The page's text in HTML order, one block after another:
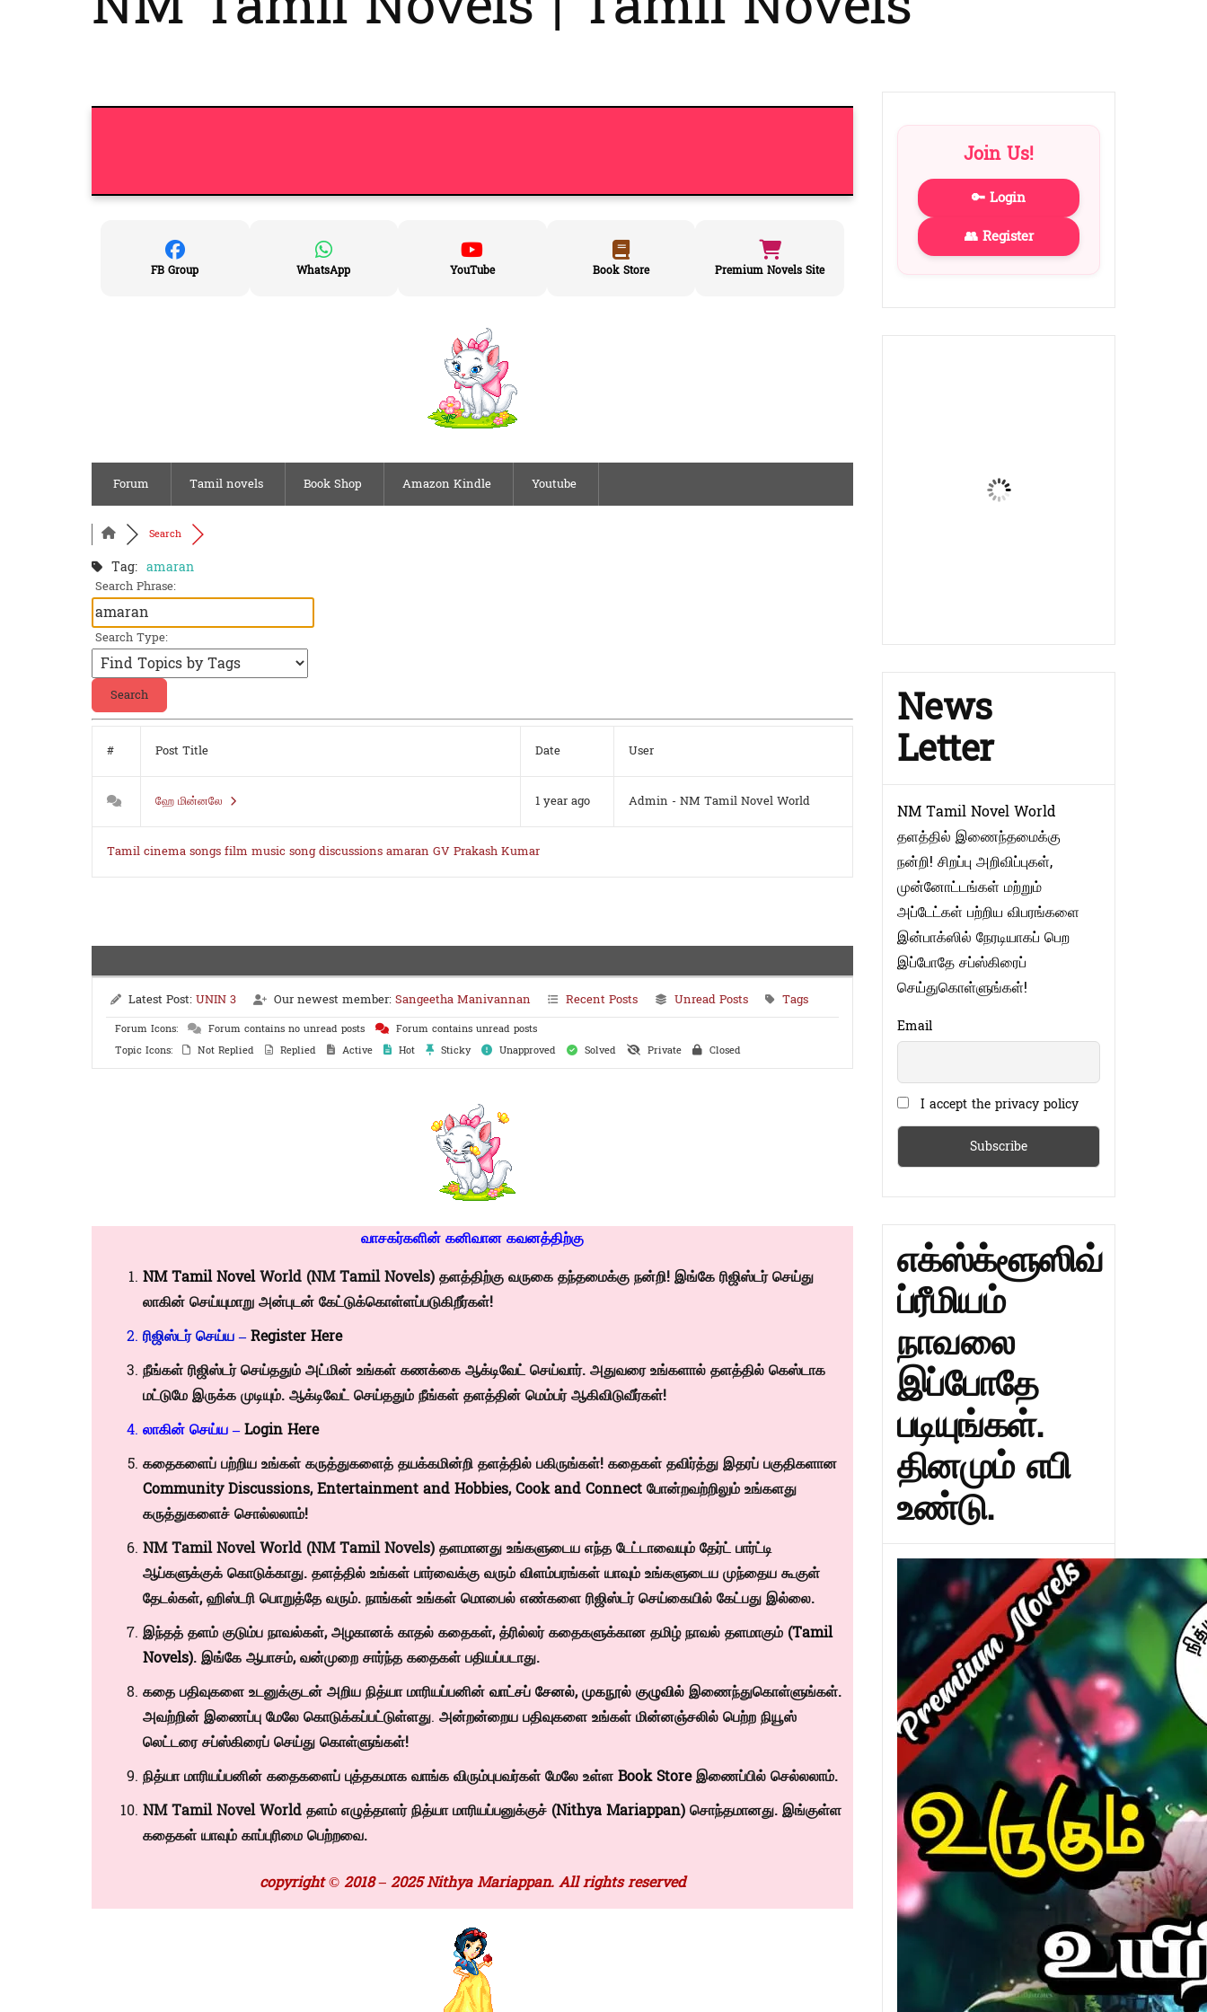
FB Group WhatsApp YouTube Book Store Premium Novels Site
Forum Tamil novels Book Shop Amazon Kindle Youtube
Search
Tag: amaran
Search Phrase:
Search Type:
# Post Title Date User
ஹே மின்னலே 1 year ago Admin - NM Tamil Novel World
Tamil cinema songsfilm music song discussionsamaran GV Prakash Kumar
Latest Post:UNIN 3 Our newest member:Sangeetha Manivannan Recent Posts Unread Posts Tags
Forum Icons: Forum contains no unread posts
Forum contains unread posts
Topic Icons:
Not Replied Replied Active Hot Sticky Unapproved Solved Private Closed
வாசகர்களின் கனிவான கவனத்திற்கு
NM Tamil NovelWorld (NM Tamil Novels) தளத்திற்கு வருகை தந்தமைக்கு நன்றி! இங்கே ரிஜிஸ்டர் செய்து
லாகின் செய்யுமாறு அன்புடன் கேட்டுக்கொள்ளப்படுகிறீர்கள்!
ரிஜிஸ்டர் செய்ய –Register Here
நீங்கள் ரிஜிஸ்டர் செய்ததும் அட்மின் உங்கள் கணக்கை ஆக்டிவேட் செய்வார். அதுவரை உங்களால் தளத்தில் கெஸ்டாக
மட்டுமே இருக்க முடியும். ஆக்டிவேட் செய்ததும் நீங்கள் தளத்தின் மெம்பர் ஆகிவிடுவீர்கள்!
லாகின் செய்ய –Login Here
கதைகளைப் பற்றிய உங்கள் கருத்துகளைத் தயக்கமின்றி தளத்தில் பகிருங்கள்! கதைகள் தவிர்த்து இதரப் பகுதிகளான
Community Discussions,Entertainment and Hobbies,Cook and Connectபோன்றவற்றிலும் உங்களது
கருத்துகளைச் சொல்லலாம்!
NM Tamil Novel World (NM Tamil Novels) தளமானது உங்களுடைய எந்த டேட்டாவையும் தேர்ட் பார்ட்டி
ஆப்களுக்குக் கொடுக்காது. தளத்தில் உங்கள் பார்வைக்கு வரும் விளம்பரங்கள் யாவும் உங்களுடைய முந்தைய கூகுள்
தேடல்கள், ஹிஸ்டரி பொறுத்தே வரும். நாங்கள் உங்கள் மொபைல் எண்களை ரிஜிஸ்டர் செய்கையில் கேட்பது இல்லை.
இந்தத் தளம் குடும்ப நாவல்கள், அழகானக் காதல் கதைகள், த்ரில்லர் கதைகளுக்கான தமிழ் நாவல் தளமாகும் (Tamil
Novels). இங்கே ஆபாசம், வன்முறை சார்ந்த கதைகள் பதியப்படாது.
கதை பதிவுகளை உடனுக்குடன் அறிய நித்யா மாரியப்பனின்வாட்சப் சேனல்,முகநூல் குழுவில்இணைந்துகொள்ளுங்கள்.
அவற்றின் இணைப்பு மேலே கொடுக்கப்பட்டுள்ளது. அன்றன்றைய பதிவுகளை உங்கள் மின்னஞ்சலில் பெற்ற நியூஸ்
லெட்டரை சப்ஸ்கிரைப் செய்து கொள்ளுங்கள்!
நித்யா மாரியப்பனின் கதைகளைப் புத்தகமாக வாங்க விரும்புபவர்கள் மேலே உள்ளBook Storeஇணைப்பில் செல்லலாம்.
NM Tamil Novel World தளம் எழுத்தாளர் நித்யா மாரியப்பனுக்குச் (Nithya Mariappan)சொந்தமானது. இங்குள்ள
கதைகள் யாவும் காப்புரிமை பெற்றவை.
copyright © 2018 – 2025 Nithya Mariappan. All rights reserved
Join Us!
🔑 Login
👥 Register
News
Letter
NM Tamil Novel World
தளத்தில் இணைந்தமைக்கு
நன்றி! சிறப்பு அறிவிப்புகள்,
முன்னோட்டங்கள் மற்றும்
அப்டேட்கள் பற்றிய விபரங்களை
இன்பாக்ஸில் நேரடியாகப் பெற
இப்போதே சப்ஸ்கிரைப்
செய்துகொள்ளுங்கள்!
Email
I accept the privacy policy
எக்ஸ்க்ளூஸிவ்
ப்ரீமியம்
நாவலை
இப்போதே
படியுங்கள்.
தினமும் எபி
உண்டு.